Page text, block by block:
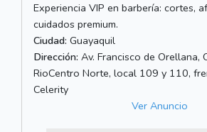
Experiencia VIP en barbería: cortes,
cuidados premium.
Ciudad: Guayaquil
Dirección: Av. Francisco de Orellana,
RioCentro Norte, local 109 y 110,
Celerity
Ver Anuncio